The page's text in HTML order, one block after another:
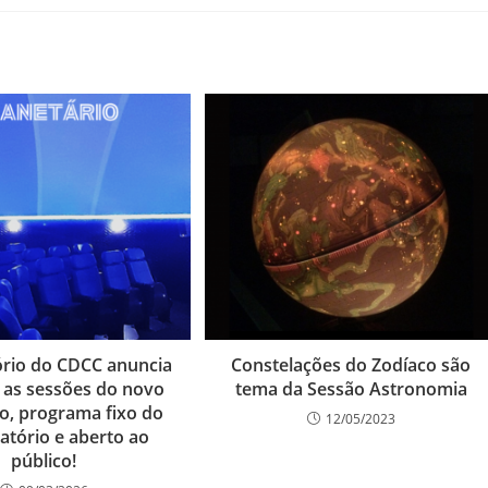
do CDCC anuncia
sessões do novo
programa fixo do
e aberto ao
público!
Constelações do Zodíaco são
tema da Sessão Astronomia
12/05/2023